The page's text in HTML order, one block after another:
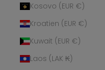
Kosovo (EUR €)
Kroatien (EUR €)
Kuwait (EUR €)
Laos (LAK ₭)